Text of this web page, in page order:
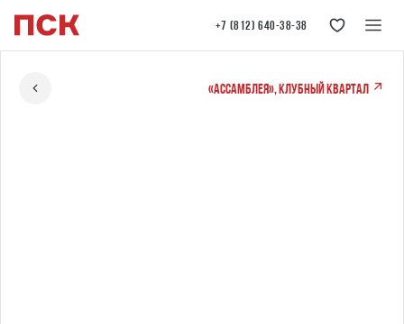
+7 (812) 640-38-38
«Ассамблея», клубный квартал